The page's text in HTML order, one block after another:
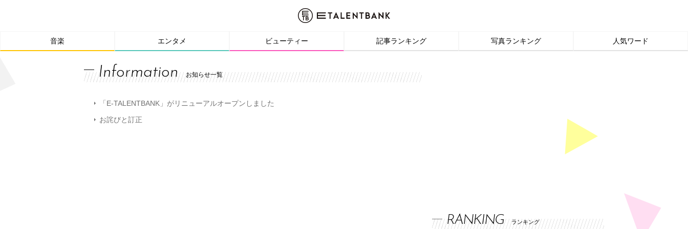
音楽 エンタメ ビューティー 記事ランキング 写真ランキング 人気ワード
Information お知らせ一覧
「E-TALENTBANK」がリニューアルオープンしました
お詫びと訂正
RANKING ランキング